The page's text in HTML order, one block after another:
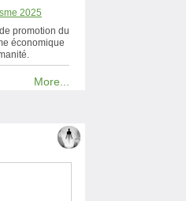
2025
promotion du
économique
More...